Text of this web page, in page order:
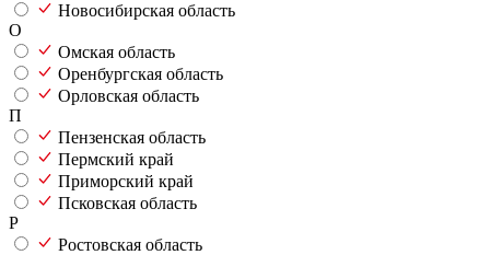
Новосибирская область
О
Омская область
Оренбургская область
Орловская область
П
Пензенская область
Пермский край
Приморский край
Псковская область
Р
Ростовская область